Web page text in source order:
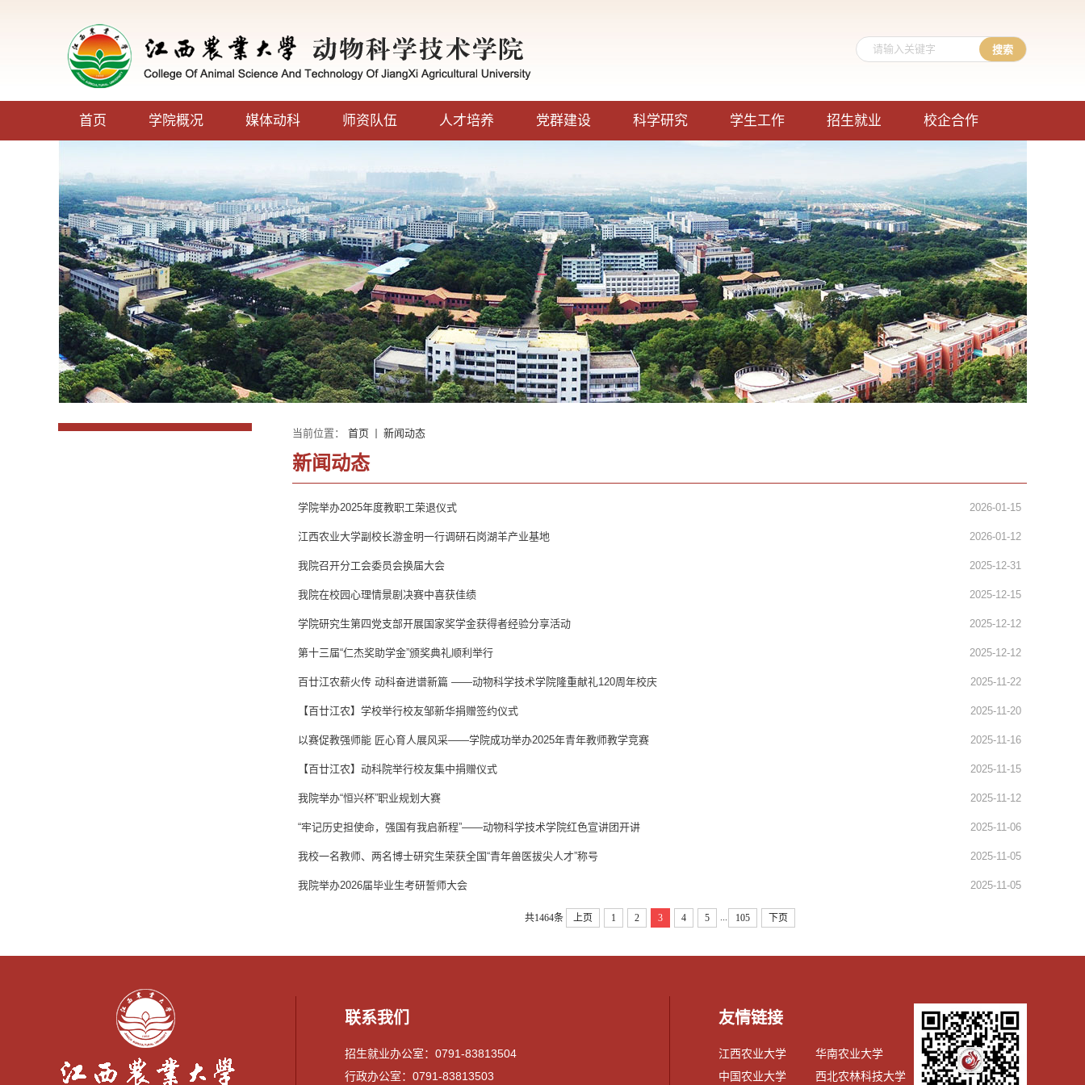
首页 学院概况 媒体动科 师资队伍 人才培养 党群建设 科学研究 学生工作 招生就业 校企合作
当前位置： 首页 新闻动态
新闻动态
学院举办2025年度教职工荣退仪式 2026-01-15
江西农业大学副校长游金明一行调研石岗湖羊产业基地 2026-01-12
我院召开分工会委员会换届大会 2025-12-31
我院在校园心理情景剧决赛中喜获佳绩 2025-12-15
学院研究生第四党支部开展国家奖学金获得者经验分享活动 2025-12-12
第十三届“仁杰奖助学金”颁奖典礼顺利举行 2025-12-12
百廿江农薪火传 动科奋进谱新篇 ——动物科学技术学院隆重献礼120周年校庆 2025-11-22
【百廿江农】学校举行校友邹新华捐赠签约仪式 2025-11-20
以赛促教强师能 匠心育人展风采——学院成功举办2025年青年教师教学竞赛 2025-11-16
【百廿江农】动科院举行校友集中捐赠仪式 2025-11-15
我院举办“恒兴杯”职业规划大赛 2025-11-12
“牢记历史担使命，强国有我启新程”——动物科学技术学院红色宣讲团开讲 2025-11-06
我校一名教师、两名博士研究生荣获全国“青年兽医拔尖人才”称号 2025-11-05
我院举办2026届毕业生考研誓师大会 2025-11-05
共1464条 上页 1 2 3 4 5 105 下页
联系我们
招生就业办公室：0791-83813504
行政办公室：0791-83813503
友情链接
江西农业大学
中国农业大学
华南农业大学
西北农林科技大学